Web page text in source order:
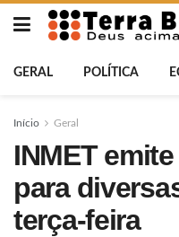
GERAL POLÍTICA
Início Geral
INMET
para
terça-feira